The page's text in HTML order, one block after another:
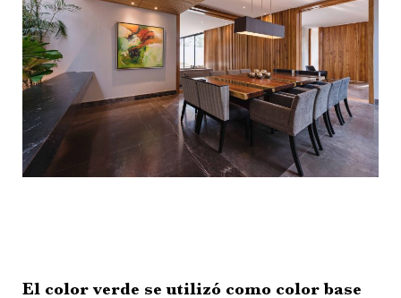
El color verde se utilizó como color base